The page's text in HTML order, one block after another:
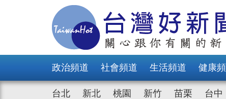
政治頻道 社會頻道 生活頻道 健康
台北 新北 桃園 新竹 苗栗 台中